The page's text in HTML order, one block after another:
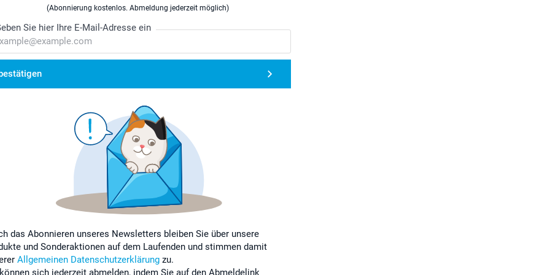
(Abonnierung kostenlos. Abmeldung jederzeit möglich)
Sie hier Ihre E-Mail-Adresse ein
bestätigen
das Abonnieren unseres Newsletters bleiben Sie über unsere
und Sonderaktionen auf dem Laufenden und stimmen damit
Allgemeinen Datenschutzerklärung zu.
sich jederzeit abmelden, indem Sie auf den Abmeldelink